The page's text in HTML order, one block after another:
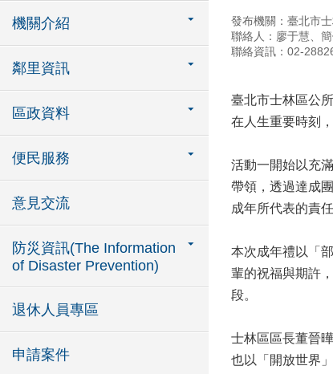
機關介紹
鄰里資訊
區政資料
便民服務
意見交流
防災資訊(The Information
of Disaster Prevention)
退休人員專區
申請案件
發布機關：臺北市
聯絡人：廖于慧、
聯絡資訊：02-
臺北市士林區公
在人生重要時刻
活動一開始以充
帶領，透過達成
成年所代表的責任
本次成年禮以「
輩的祝福與期許
段。
士林區區長董晉
也以「開放世界